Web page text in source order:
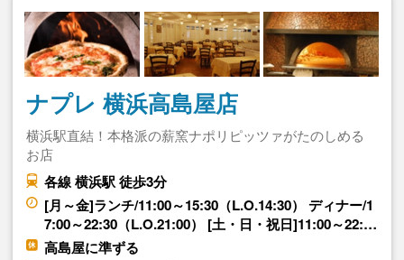
ナプレ 横浜高島屋店
横浜駅直結！本格派の薪窯ナポリピッツァがたのしめる
お店
各線 横浜駅 徒歩3分
[月～金]ランチ/11:00～15:30（L.O.14:30） ディナー/1
7:00～22:30（L.O.21:00） [土・日・祝日]11:00～22:…
高島屋に準ずる